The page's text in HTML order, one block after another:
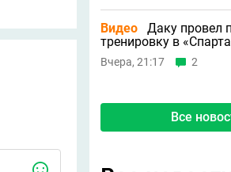
Видео
Даку провел
тренировку в
Вчера, 21:17 2
Все